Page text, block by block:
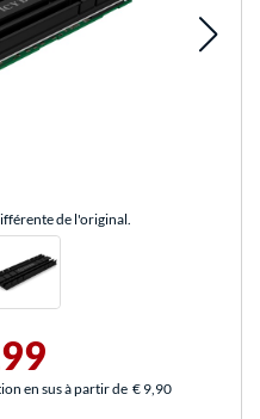
de l'original.
en sus à partir de € 9,90